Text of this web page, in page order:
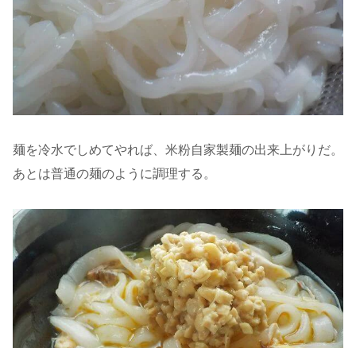
麺を冷水でしめてやれば、米粉自家製麺の出来上がりだ。
あとは普通の麺のように調理する。